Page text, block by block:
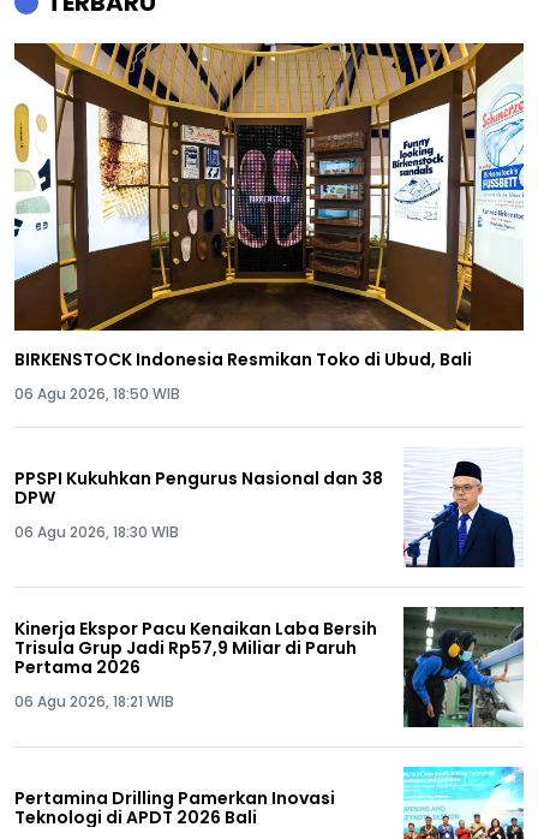
BIRKENSTOCK Indonesia Resmikan Toko di Ubud, Bali
06 Agu 2026, 18:50 WIB
PPSPI Kukuhkan Pengurus Nasional dan 38
DPW
06 Agu 2026, 18:30 WIB
Kinerja Ekspor Pacu Kenaikan Laba Bersih
Trisula Grup Jadi Rp57,9 Miliar di Paruh
Pertama 2026
06 Agu 2026, 18:21 WIB
Pertamina Drilling Pamerkan Inovasi
Teknologi di APDT 2026 Bali